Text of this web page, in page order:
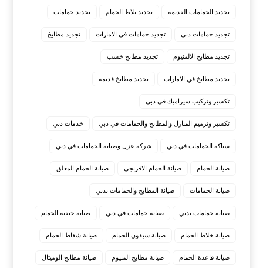
تجديد الحمامات القديمة تجديد بلاط الحمام تجديد حمامات
تجديد حمامات دبي تجديد حمامات في الامارات تجديد مطابخ
تجديد مطابخ الالمنيوم تجديد مطابخ خشب
تجديد مطابخ في الامارات تجديد مطابخ قديمه
تكسير وتركيب سيراميك في دبي
تكسير وترميم المنازل والمطابخ والحمامات في دبي خدمات دبي
سباكة الحمامات في دبي شركة عزل وصيانة الحمامات في دبي
صيانة الحمام صيانة الحمام الافرنجي صيانة الحمام المعلق
صيانة الحمامات صيانة المطابخ والحمامات بدبي
صيانة حمامات بدبي صيانة حمامات في دبي صيانة حنفية الحمام
صيانة خلاط الحمام صيانة سيفون الحمام صيانة شفاط الحمام
صيانة قاعدة الحمام صيانة مطابخ المنيوم صيانة مطابخ الوميتال